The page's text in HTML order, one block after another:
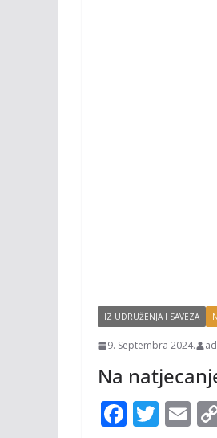
IZ UDRUŽENJA I SAVEZA
9. Septembra 2024.
Na
F T E